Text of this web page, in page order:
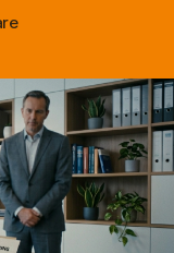
zu
Gutachter:
Erst
lesen,
dann
entscheiden